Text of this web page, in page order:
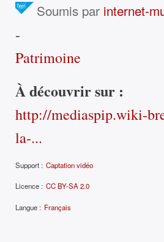
Soumis par internet-
-
Patrimoine
À découvrir sur :
http://mediaspip.wiki-
la-...
Support : Captation vidéo
Licence : CC BY-SA 2.0
Langue : Français